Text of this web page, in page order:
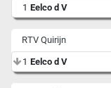
1 Eelco d V
RTV Quirijn
1 Eelco d V